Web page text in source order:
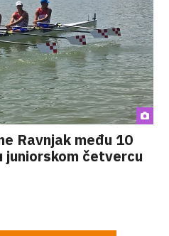
Ravnjak među 10
juniorskom četvercu